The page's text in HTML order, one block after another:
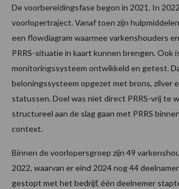
De voorbereidingsfase begon in 2021. In
voorlopertraject. Vanaf toen zijn
een flowdiagram waarmee varkenshouders
PRRS-situatie in kaart kunnen brengen. Ook
monitoringssysteem ontwikkeld en getest.
beloningssysteem opgezet met brons, zilver
statussen. Doel was niet direct PRRS-vrij te
structureel aan de slag gaan met PRRS
context.
Binnen de voorlopersgroep zijn 49
2022, waarvan er eind 2024 nog 44
gestopt met het bedrijf, één deelnemer